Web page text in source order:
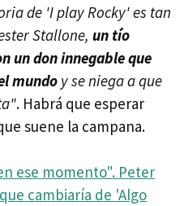
de 'I play Rocky' es tan
Stallone, un tío
un don innegable que
mundo y se niega a que
. Habrá que esperar
suene la campana.
ese momento". Peter
cambiaría de 'Algo